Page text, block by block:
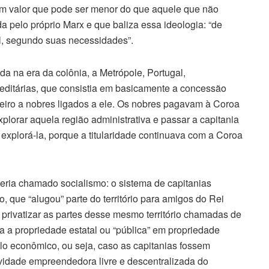
valor que pode ser menor do que aquele que não
pelo próprio Marx e que baliza essa ideologia: “de
suas necessidades”.
na era da colônia, a Metrópole, Portugal,
que consistia em basicamente a concessão
a nobres ligados a ele. Os nobres pagavam à Coroa
aquela região administrativa e passar a capitania
la, porque a titularidade continuava com a Coroa
chamado socialismo: o sistema de capitanias
“alugou” parte do território para amigos do Rei
as partes desse mesmo território chamadas de
propriedade estatal ou “pública” em propriedade
econômico, ou seja, caso as capitanias fossem
empreendedora livre e descentralizada do